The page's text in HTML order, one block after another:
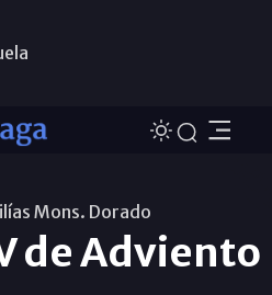
Mons. Dorado
de Adviento